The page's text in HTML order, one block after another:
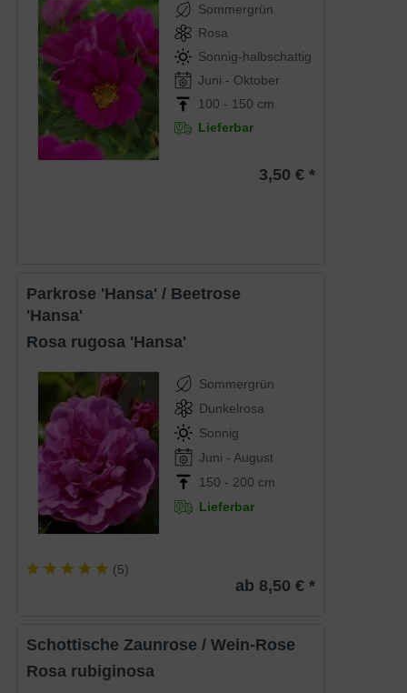
Sommergrün
Rosa
Sonnig-halbschattig
Juni - Oktober
100 - 150 cm
Lieferbar
3,50 € *
Parkrose 'Hansa' / Beetrose
'Hansa'
Rosa rugosa 'Hansa'
Sommergrün
Dunkelrosa
Sonnig
Juni - August
150 - 200 cm
Lieferbar
(5)
ab 8,50 € *
Schottische Zaunrose / Wein-Rose
Rosa rubiginosa